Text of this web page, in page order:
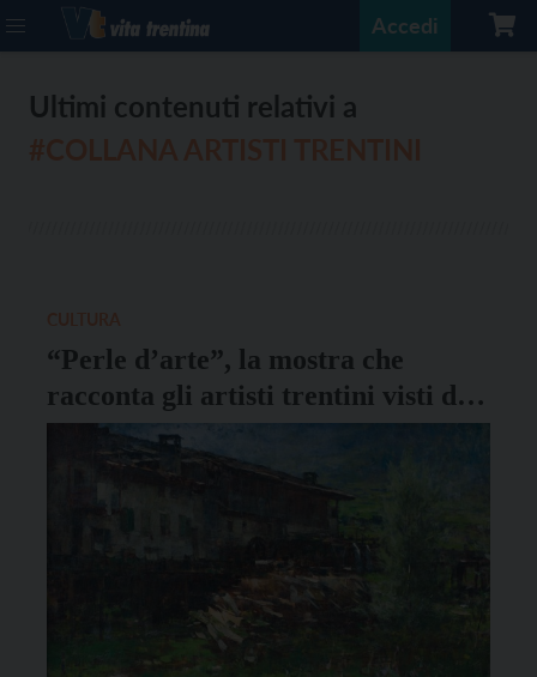
Accedi
Ultimi contenuti relativi a
“Perle d’arte”, la mostra che
racconta gli artisti trentini visti da
Riccardo Maroni